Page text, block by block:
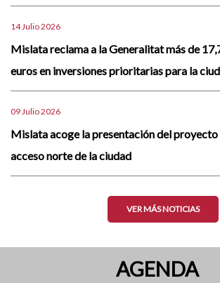
14 Julio 2026
Mislata reclama a la Generalitat más de
euros en inversiones prioritarias para la
09 Julio 2026
Mislata acoge la presentación del
acceso norte de la ciudad
VER MÁS NOTICIAS
AGENDA